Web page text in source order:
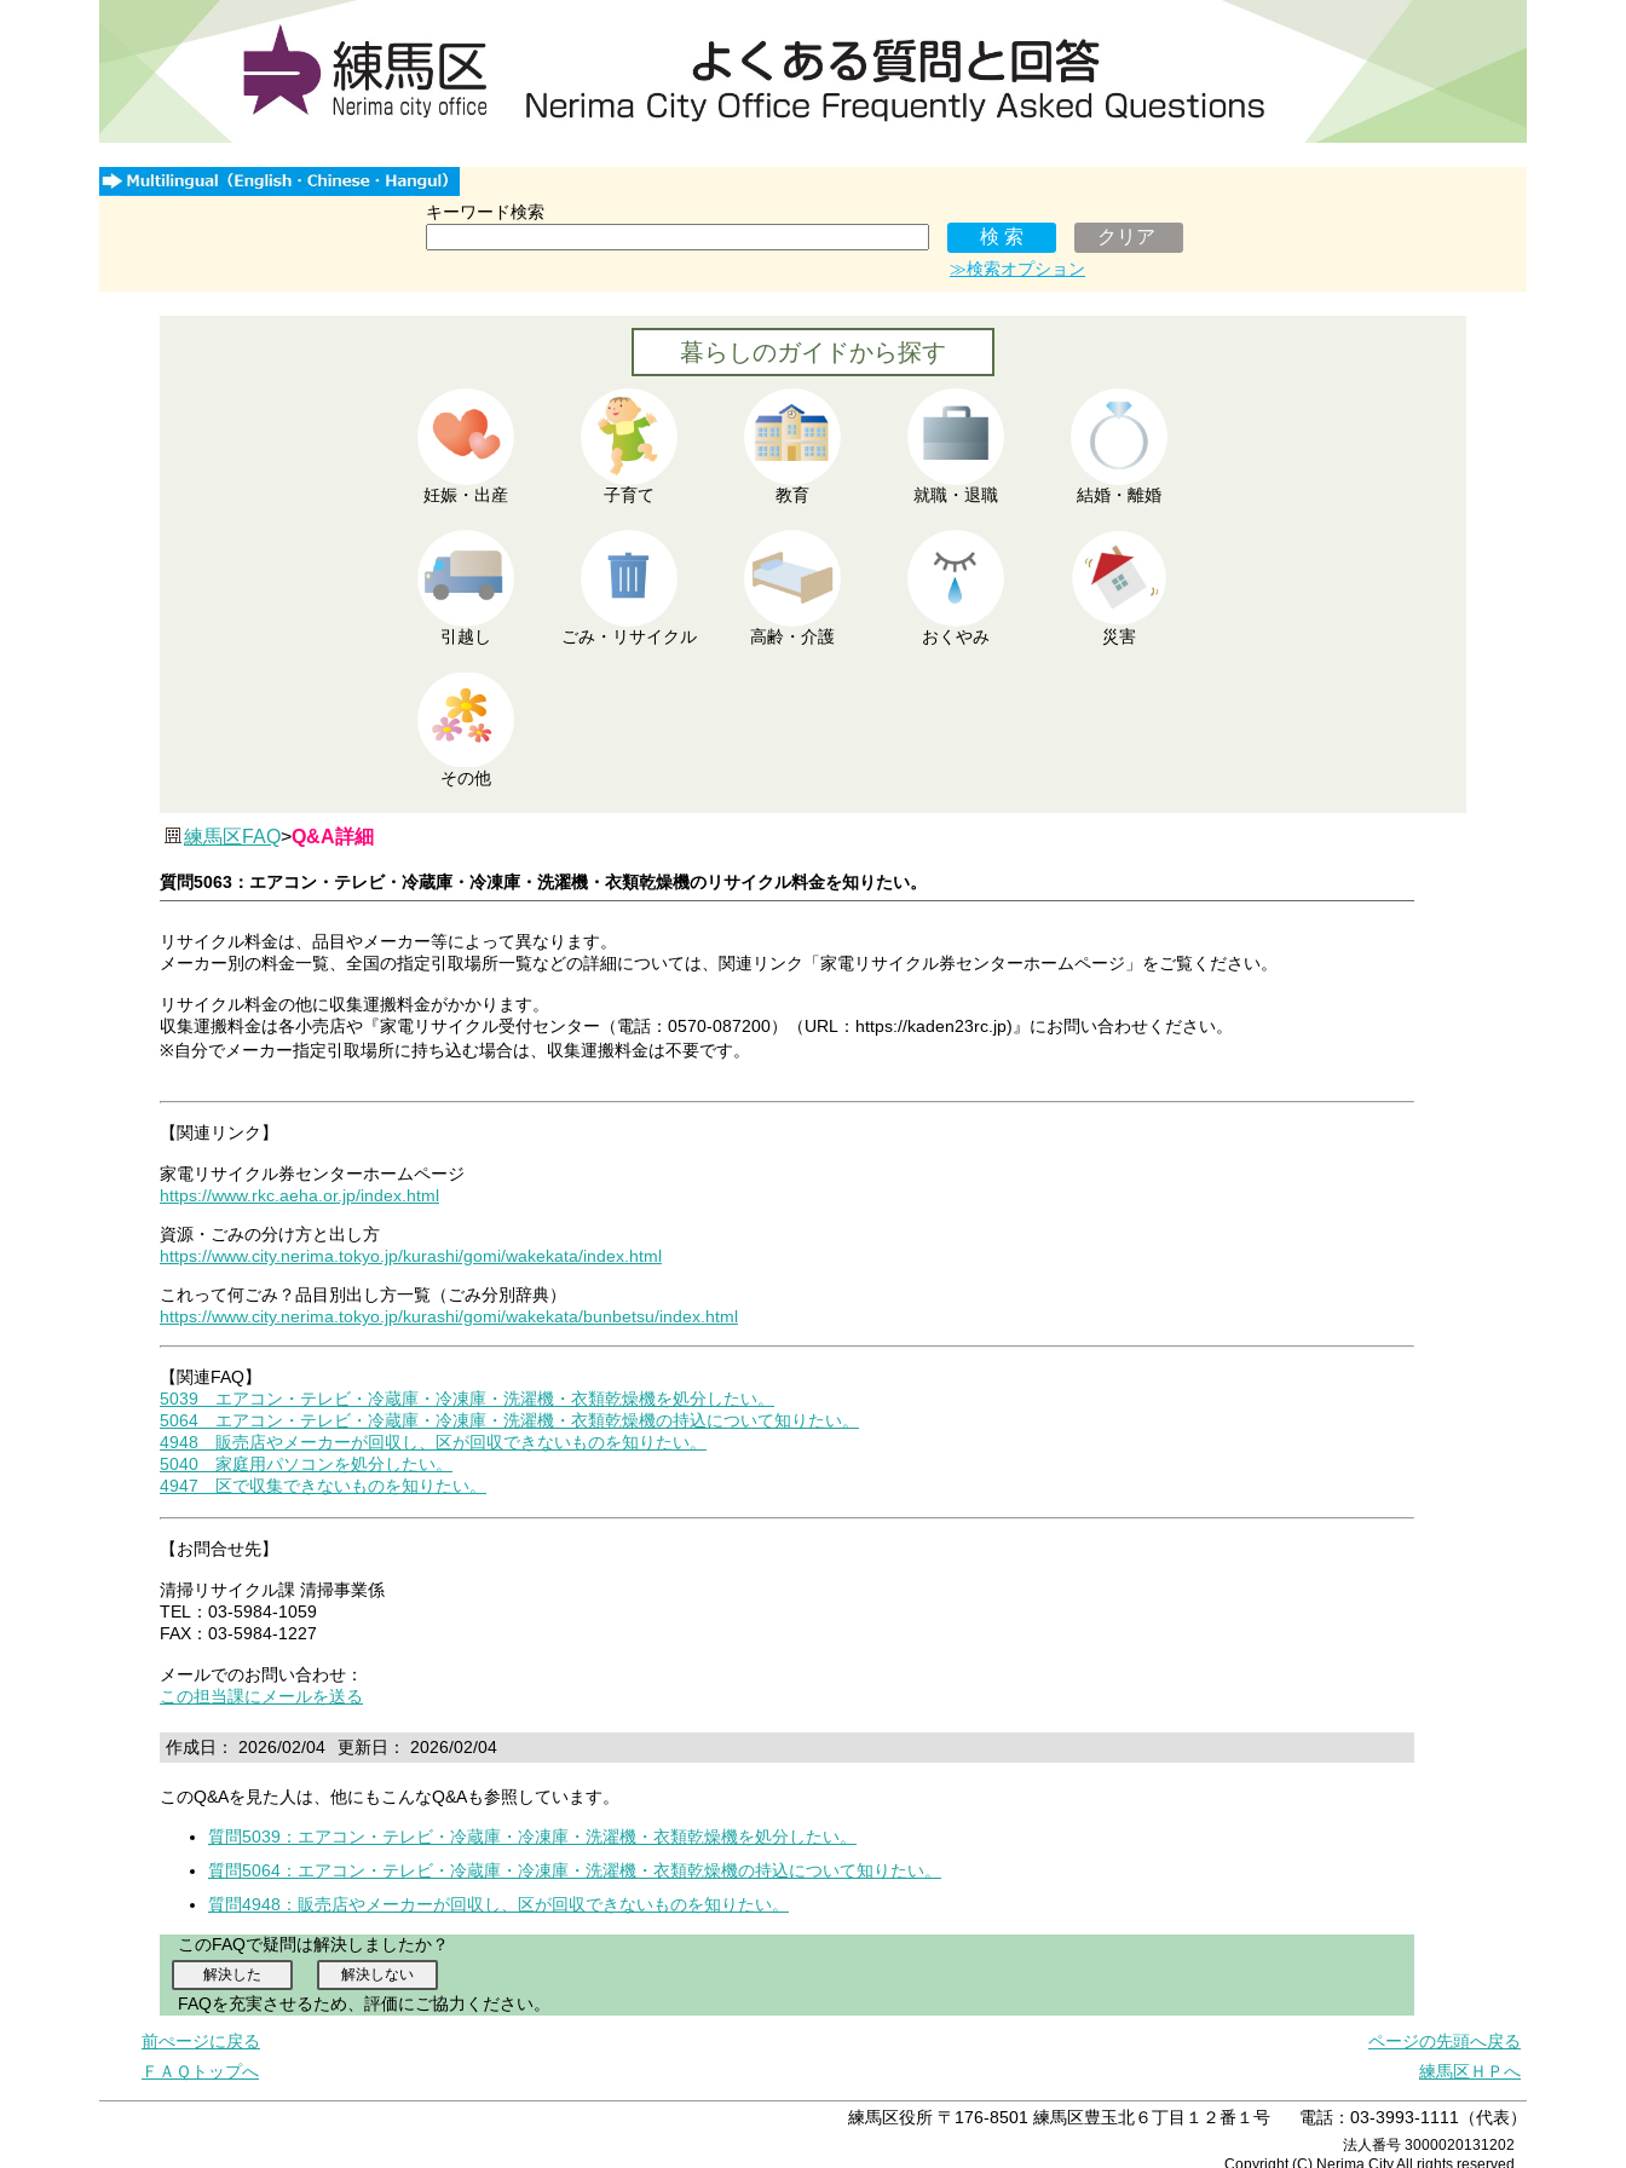
キーワード検索
≫検索オプション
暮らしのガイドから探す
妊娠・出産 子育て 教育 就職・退職 結婚・離婚
引越し ごみ・リサイクル 高齢・介護 おくやみ 災害
その他
練馬区FAQ>Q&A詳細
質問5063：エアコン・テレビ・冷蔵庫・冷凍庫・洗濯機・衣類乾燥機のリサイクル料金を知りたい。
リサイクル料金は、品目やメーカー等によって異なります。
メーカー別の料金一覧、全国の指定引取場所一覧などの詳細については、関連リンク「家電リサイクル券センターホームページ」をご覧ください。
リサイクル料金の他に収集運搬料金がかかります。
収集運搬料金は各小売店や『家電リサイクル受付センター（電話：0570-087200）（URL：https://kaden23rc.jp)』にお問い合わせください。
※自分でメーカー指定引取場所に持ち込む場合は、収集運搬料金は不要です。
【関連リンク】
家電リサイクル券センターホームページ
https://www.rkc.aeha.or.jp/index.html
資源・ごみの分け方と出し方
https://www.city.nerima.tokyo.jp/kurashi/gomi/wakekata/index.html
これって何ごみ？品目別出し方一覧（ごみ分別辞典）
https://www.city.nerima.tokyo.jp/kurashi/gomi/wakekata/bunbetsu/index.html
【関連FAQ】
5039 エアコン・テレビ・冷蔵庫・冷凍庫・洗濯機・衣類乾燥機を処分したい。
5064 エアコン・テレビ・冷蔵庫・冷凍庫・洗濯機・衣類乾燥機の持込について知りたい。
4948 販売店やメーカーが回収し、区が回収できないものを知りたい。
5040 家庭用パソコンを処分したい。
4947 区で収集できないものを知りたい。
【お問合せ先】
清掃リサイクル課 清掃事業係
TEL：03-5984-1059
FAX：03-5984-1227
メールでのお問い合わせ：
この担当課にメールを送る
作成日： 2026/02/04 更新日： 2026/02/04
このQ&Aを見た人は、他にもこんなQ&Aも参照しています。
質問5039：エアコン・テレビ・冷蔵庫・冷凍庫・洗濯機・衣類乾燥機を処分したい。
質問5064：エアコン・テレビ・冷蔵庫・冷凍庫・洗濯機・衣類乾燥機の持込について知りたい。
質問4948：販売店やメーカーが回収し、区が回収できないものを知りたい。
このFAQで疑問は解決しましたか？
FAQを充実させるため、評価にご協力ください。
前ぺージに戻る
ページの先頭へ戻る
ＦＡＱトップへ
練馬区ＨＰへ
練馬区役所 〒176-8501 練馬区豊玉北６丁目１２番１号 電話：03-3993-1111（代表）
法人番号 3000020131202